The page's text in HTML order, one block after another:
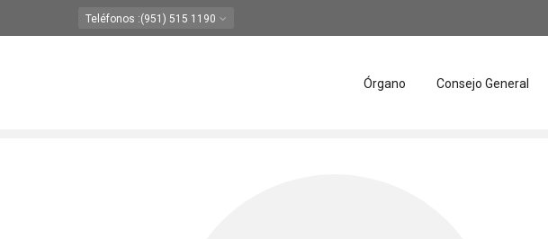
Teléfonos :(951) 515 1190
Órgano Consejo General